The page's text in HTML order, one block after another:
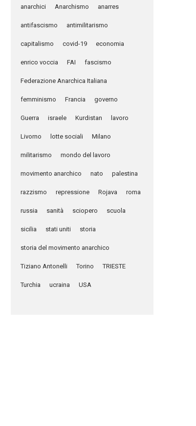
anarchici Anarchismo anarres
antifascismo antimilitarismo
capitalismo covid-19 economia
enrico voccia FAI fascismo
Federazione Anarchica Italiana
femminismo Francia governo
Guerra israele Kurdistan lavoro
Livorno lotte sociali Milano
militarismo mondo del lavoro
movimento anarchico nato palestina
razzismo repressione Rojava roma
russia sanità sciopero scuola
sicilia stati uniti storia
storia del movimento anarchico
Tiziano Antonelli Torino TRIESTE
Turchia ucraina USA